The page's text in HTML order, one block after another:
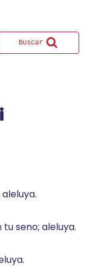
Buscar
seno; aleluya.